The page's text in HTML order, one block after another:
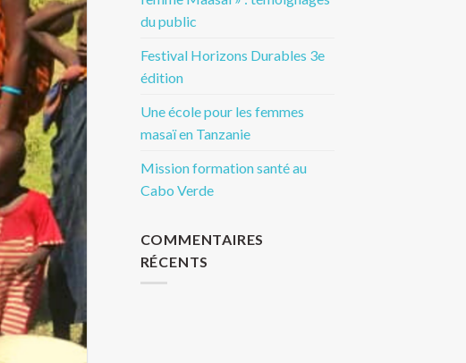
du public
Festival Horizons Durables 3e
édition
Une école pour les femmes
masaï en Tanzanie
Mission formation santé au
Cabo Verde
COMMENTAIRES
RÉCENTS